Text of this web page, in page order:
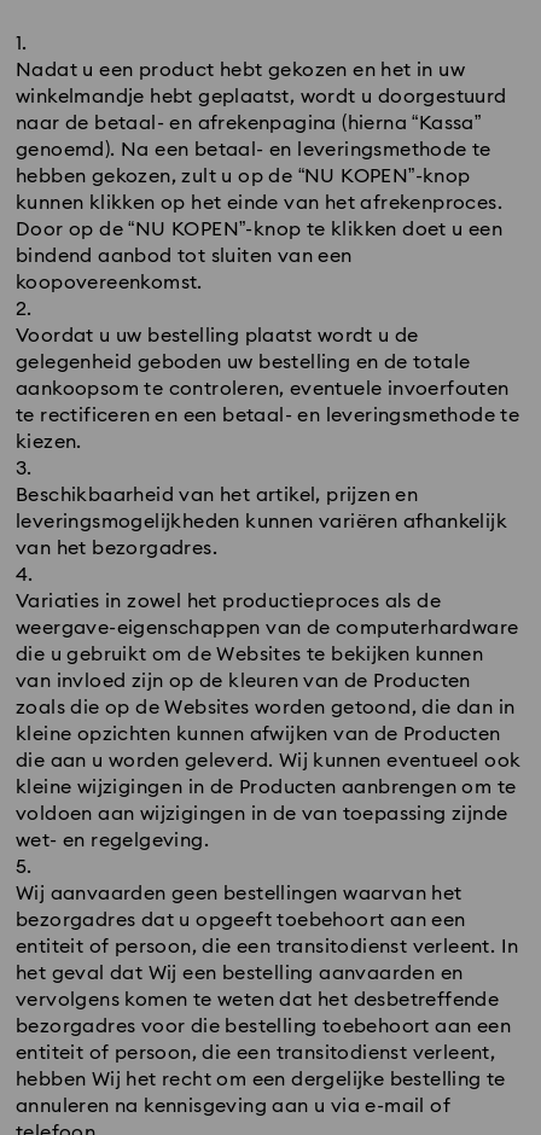
Nadat u een product hebt gekozen en het in uw
winkelmandje hebt geplaatst, wordt u doorgestuurd
naar de betaal- en afrekenpagina (hierna “Kassa”
genoemd). Na een betaal- en leveringsmethode te
hebben gekozen, zult u op de “NU KOPEN”-knop
kunnen klikken op het einde van het afrekenproces.
Door op de “NU KOPEN”-knop te klikken doet u een
bindend aanbod tot sluiten van een
koopovereenkomst.
Voordat u uw bestelling plaatst wordt u de
gelegenheid geboden uw bestelling en de totale
aankoopsom te controleren, eventuele invoerfouten
te rectificeren en een betaal- en leveringsmethode te
kiezen.
Beschikbaarheid van het artikel, prijzen en
leveringsmogelijkheden kunnen variëren afhankelijk
van het bezorgadres.
Variaties in zowel het productieproces als de
weergave-eigenschappen van de computerhardware
die u gebruikt om de Websites te bekijken kunnen
van invloed zijn op de kleuren van de Producten
zoals die op de Websites worden getoond, die dan in
kleine opzichten kunnen afwijken van de Producten
die aan u worden geleverd. Wij kunnen eventueel ook
kleine wijzigingen in de Producten aanbrengen om te
voldoen aan wijzigingen in de van toepassing zijnde
wet- en regelgeving.
Wij aanvaarden geen bestellingen waarvan het
bezorgadres dat u opgeeft toebehoort aan een
entiteit of persoon, die een transitodienst verleent. In
het geval dat Wij een bestelling aanvaarden en
vervolgens komen te weten dat het desbetreffende
bezorgadres voor die bestelling toebehoort aan een
entiteit of persoon, die een transitodienst verleent,
hebben Wij het recht om een dergelijke bestelling te
annuleren na kennisgeving aan u via e-mail of